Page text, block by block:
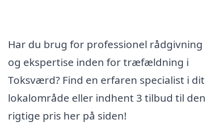
Har du brug for professionel rådgivning
og ekspertise inden for træfældning i
Toksværd? Find en erfaren specialist i dit
lokalområde eller indhent 3 tilbud til den
rigtige pris her på siden!